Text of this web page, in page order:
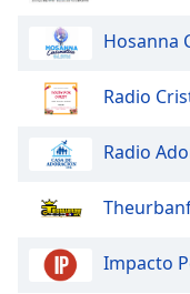
Opacity
Edge
Hosanna
Radio
Radio
Impacto